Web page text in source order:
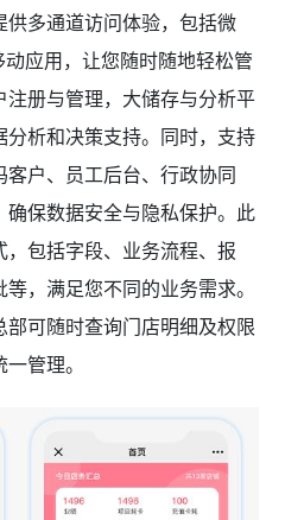
多通道访问体验，包括微
应用，让您随时随地轻松管
册与管理，大储存与分析平
析和决策支持。同时，支持
户、员工后台、行政协同
保数据安全与隐私保护。此
包括字段、业务流程、报
，满足您不同的业务需求。
可随时查询门店明细及权限
管理。